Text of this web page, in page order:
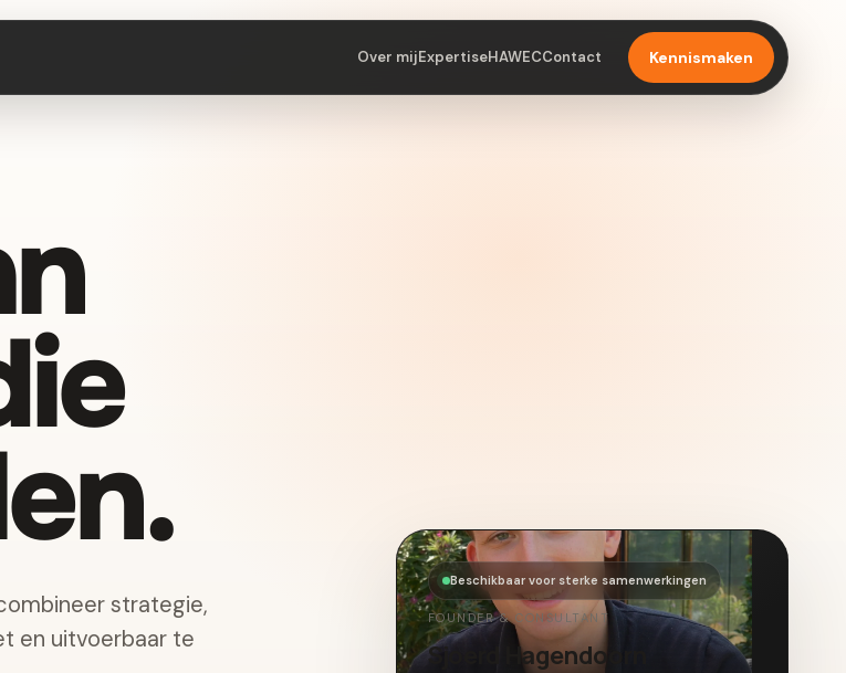
Over mijExpertiseHAWECContact Kennismaken
strategie,
en uitvoerbaar te
Beschikbaar voor sterke samenwerkingen
FOUNDER & CONSULTANT
Sjoerd Hagendoorn